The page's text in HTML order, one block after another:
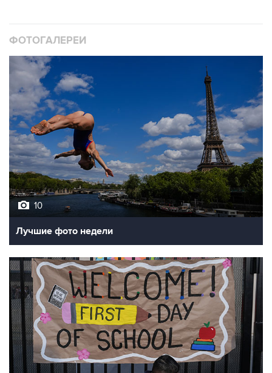
ФОТОГАЛЕРЕИ
10
Лучшие фото недели